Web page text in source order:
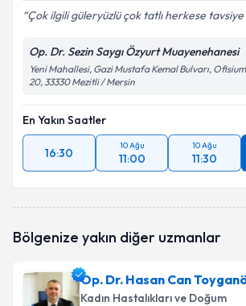
Çok ilgili güleryüzlü çok tatlı herkese
Op. Dr. Sezin Saygı Özyurt Muayenehanesi
Yeni Mahallesi, Gazi Mustafa Kemal Bulvarı,
20, 33330 Mezitli / Mersin
En Yakın Saatler
16:30
10 Ağu
11:00
10 Ağu
11:30
Bölgenize yakın diğer uzmanlar
Op. Dr. Hasan Can
Kadın Hastalıkları ve Doğum